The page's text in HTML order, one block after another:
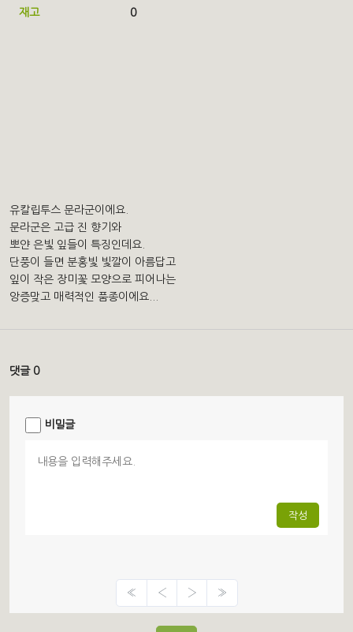
재고 0
유칼립투스 문라군이에요.
문라군은 고급 진 향기와
뽀얀 은빛 잎들이 특징인데요.
단풍이 들면 분홍빛 빛깔이 아름답고
잎이 작은 장미꽃 모양으로 피어나는
앙증맞고 매력적인 품종이에요...
댓글 0
비밀글
작성
« ‹ › »